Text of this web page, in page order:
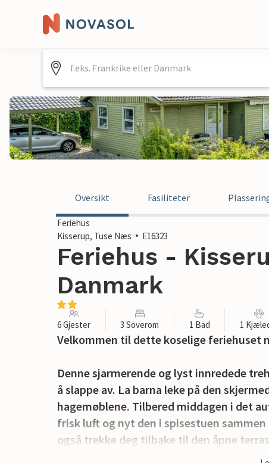
Oversikt Fasiliteter
Feriehus
Kisserup, Tuse Næs
E16323
Feriehus -
Danmark
6 Gjester 3 Soverom 1 Bad 1
Velkommen til dette koselige feriehuset
Denne sjarmerende og lyst innredede
å slappe av. La barna leke på den
hagemøblene. Tilbered middagen i det
frisk luft og nyt den i spisestuen
også trekke deg tilbake til den åpne